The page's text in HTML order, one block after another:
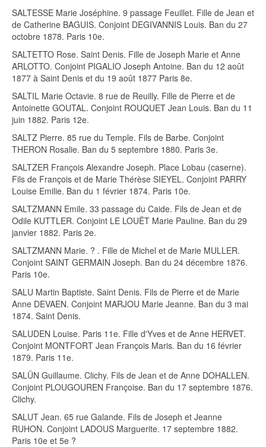
SALTESSE Marie Joséphine. 9 passage Feuillet. Fille de Jean et
de Catherine BAGUIS. Conjoint DEGIVANNIS Louis. Ban du 27
octobre 1878. Paris 10e.
SALTETTO Rose. Saint Denis. Fille de Joseph Marie et Anne
ARLOTTO. Conjoint PIGALIO Joseph Antoine. Ban du 12 août
1877 à Saint Denis et du 19 août 1877 Paris 8e.
SALTIL Marie Octavie. 8 rue de Reuilly. Fille de Pierre et de
Antoinette GOUTAL. Conjoint ROUQUET Jean Louis. Ban du 11
juin 1882. Paris 12e.
SALTZ Pierre. 85 rue du Temple. Fils de Barbe. Conjoint
THERON Rosalie. Ban du 5 septembre 1880. Paris 3e.
SALTZER François Alexandre Joseph. Place Lobau (caserne).
Fils de François et de Marie Thérèse SIEYEL. Conjoint PARRY
Louise Emilie. Ban du 1 février 1874. Paris 10e.
SALTZMANN Emile. 33 passage du Caide. Fils de Jean et de
Odile KUTTLER. Conjoint LE LOUËT Marie Pauline. Ban du 29
janvier 1882. Paris 2e.
SALTZMANN Marie. ? . Fille de Michel et de Marie MULLER.
Conjoint SAINT GERMAIN Joseph. Ban du 24 décembre 1876.
Paris 10e.
SALU Martin Baptiste. Saint Denis. Fils de Pierre et de Marie
Anne DEVAEN. Conjoint MARJOU Marie Jeanne. Ban du 3 mai
1874. Saint Denis.
SALUDEN Louise. Paris 11e. Fille d'Yves et de Anne HERVET.
Conjoint MONTFORT Jean François Maris. Ban du 16 février
1879. Paris 11e.
SALÜN Guillaume. Clichy. Fils de Jean et de Anne DOHALLEN.
Conjoint PLOUGOUREN Françoise. Ban du 17 septembre 1876.
Clichy.
SALUT Jean. 65 rue Galande. Fils de Joseph et Jeanne
RUHON. Conjoint LADOUS Marguerite. 17 septembre 1882.
Paris 10e et 5e ?